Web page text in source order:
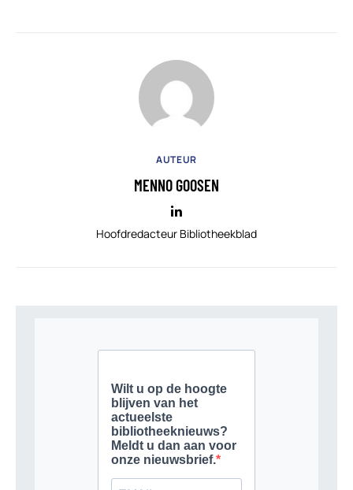
AUTEUR
MENNO GOOSEN
Hoofdredacteur Bibliotheekblad